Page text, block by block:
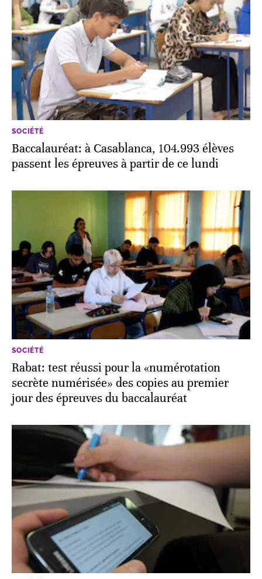
SOCIÉTÉ
Baccalauréat: à Casablanca, 104.993 élèves
passent les épreuves à partir de ce lundi
SOCIÉTÉ
Rabat: test réussi pour la «numérotation
secrète numérisée» des copies au premier
jour des épreuves du baccalauréat